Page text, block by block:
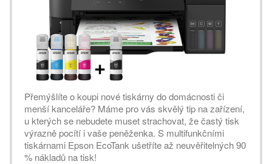
Přemýšlíte o koupi nové tiskárny do domácnosti či
menší kanceláře? Máme pro vás skvělý tip na zařízení,
u kterých se nebudete muset strachovat, že častý tisk
výrazně pocítí i vaše peněženka. S multifunkčními
tiskárnami Epson EcoTank ušetříte až neuvěřitelných 90
% nákladů na tisk!